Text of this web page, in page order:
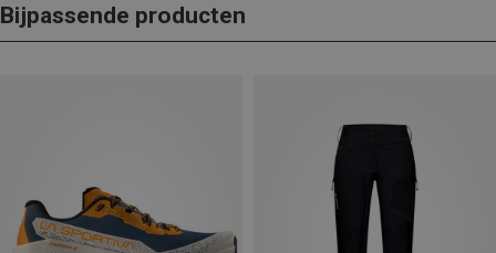
Bijpassende producten